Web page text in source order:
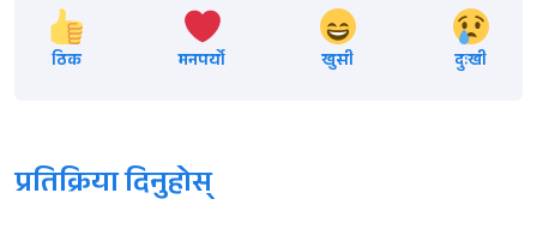
ठिक मनपर्यो खुसी दुःखी
प्रतिक्रिया दिनुहोस्